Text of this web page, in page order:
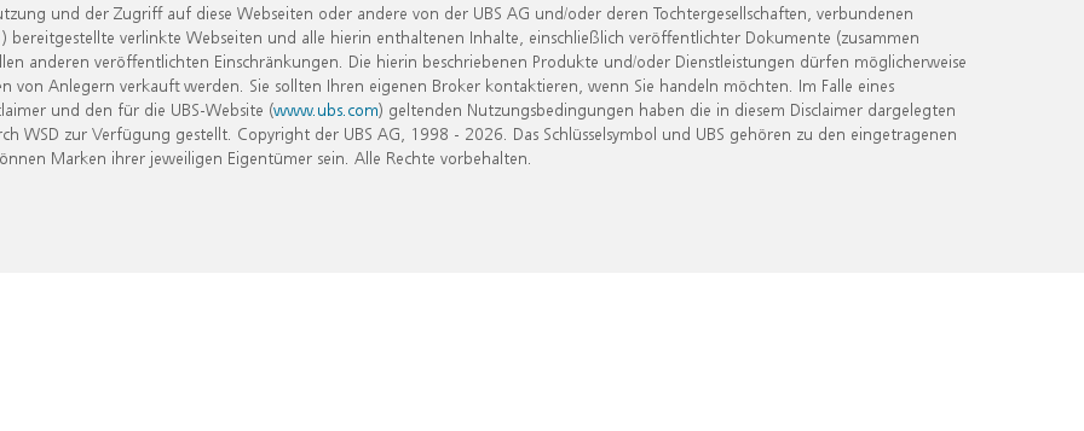
und der Zugriff auf diese Webseiten oder andere von der UBS AG und/oder deren Tochtergesellschaften, verbundenen
verlinkte Webseiten und alle hierin enthaltenen Inhalte, einschließlich veröffentlichter Dokumente (zusammen
anderen veröffentlichten Einschränkungen. Die hierin beschriebenen Produkte und/oder Dienstleistungen dürfen möglicherweise
Anlegern verkauft werden. Sie sollten Ihren eigenen Broker kontaktieren, wenn Sie handeln möchten. Im Falle eines
und den für die UBS-Website (www.ubs.com) geltenden Nutzungsbedingungen haben die in diesem Disclaimer dargelegten
zur Verfügung gestellt. Copyright der UBS AG, 1998 - 2026. Das Schlüsselsymbol und UBS gehören zu den eingetragenen
Marken ihrer jeweiligen Eigentümer sein. Alle Rechte vorbehalten.